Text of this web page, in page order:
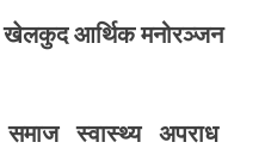
खेलकुद आर्थिक मनोरञ्जन
समाज स्वास्थ्य
अपराध